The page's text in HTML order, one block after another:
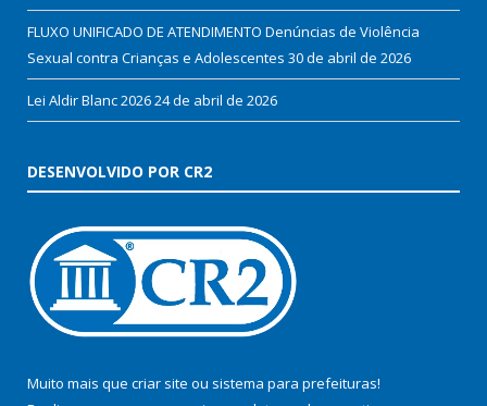
FLUXO UNIFICADO DE ATENDIMENTO Denúncias de Violência
Sexual contra Crianças e Adolescentes 30 de abril de 2026
Lei Aldir Blanc 202624 de abril de 2026
DESENVOLVIDO POR CR2
Muito mais que criar site ou sistema para prefeituras!